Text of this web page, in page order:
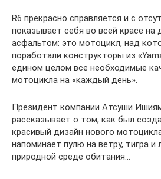
R6 прекрасно справляется и с
показывает себя во всей красе на
асфальтом: это мотоцикл, над
поработали конструкторы из
едином целом все необходимые
мотоцикла на «каждый день».
Президент компании Атсуши
рассказывает о том, как был
красивый дизайн нового
напоминает пулю на ветру, тигра и
природной среде обитания…